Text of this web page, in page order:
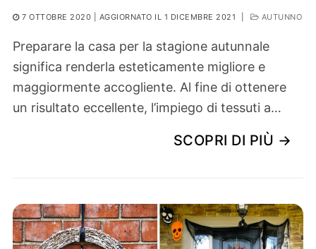
7 OTTOBRE 2020 | AGGIORNATO IL 1 DICEMBRE 2021 AUTUNNO
Preparare la casa per la stagione autunnale
significa renderla esteticamente migliore e
maggiormente accogliente. Al fine di ottenere
un risultato eccellente, l’impiego di tessuti a…
SCOPRI DI PIÙ →